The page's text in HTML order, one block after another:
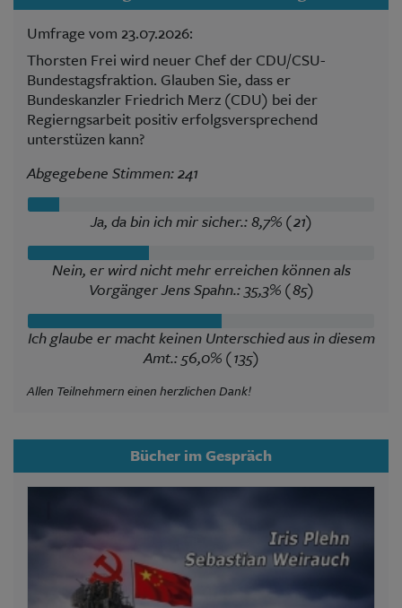
Umfrage vom 23.07.2026:
Thorsten Frei wird neuer Chef der CDU/CSU-
Bundestagsfraktion. Glauben Sie, dass er
Bundeskanzler Friedrich Merz (CDU) bei der
Regierngsarbeit positiv erfolgsversprechend
unterstüzen kann?
Abgegebene Stimmen: 241
Ja, da bin ich mir sicher.: 8,7% (21)
Nein, er wird nicht mehr erreichen können als
Vorgänger Jens Spahn.: 35,3% (85)
Ich glaube er macht keinen Unterschied aus in diesem
Amt.: 56,0% (135)
Allen Teilnehmern einen herzlichen Dank!
Bücher im Gespräch